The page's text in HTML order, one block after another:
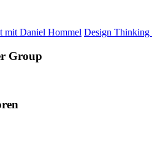
mit Daniel Hommel Design Thinking
Group